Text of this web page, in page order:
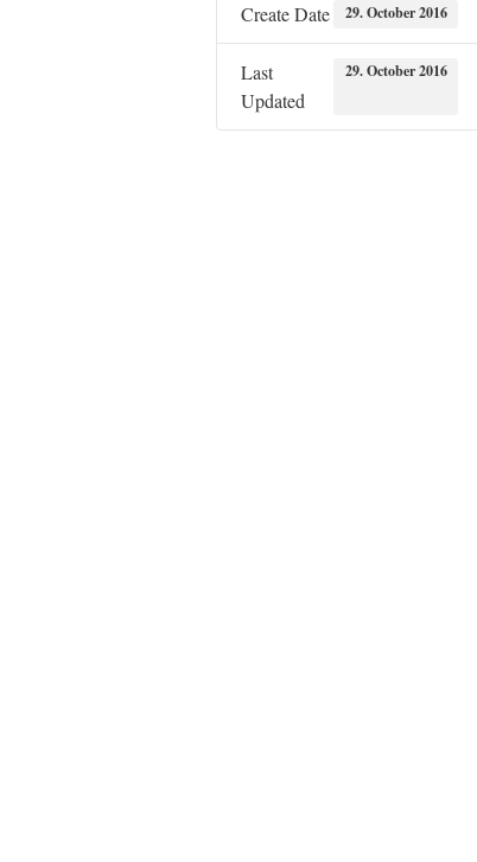
Create Date 29. October 2016
Last
Updated
29. October 2016